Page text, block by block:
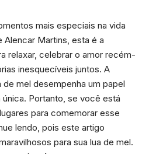
mais especiais na vida
Alencar Martins, esta é a
relaxar, celebrar o amor recém-
inesquecíveis juntos. A
mel desempenha um papel
Portanto, se você está
para comemorar esse
lendo, pois este artigo
para sua lua de mel.